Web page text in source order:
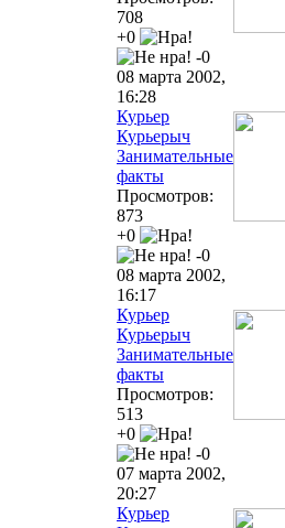
708
+0
-0
08 марта 2002,
16:28
Курьер
Курьерыч
Занимательные
факты
Просмотров:
873
+0
-0
08 марта 2002,
16:17
Курьер
Курьерыч
Занимательные
факты
Просмотров:
513
+0
-0
07 марта 2002,
20:27
Курьер